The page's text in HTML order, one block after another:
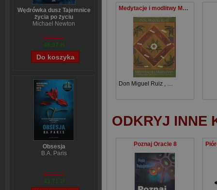
Wędrówka dusz Tajemnice
życia po życiu
Michael Newton
59,84 zł
48,07 zł
Obsesja
B.A. Paris
54,39 zł
43,71 zł
Medytacje i modlitwy Medytacje inspirujące do życia w miłości i szczęściu
Don Miguel Ruiz
ODKRYJ INNE
Poznaj Oracle 8